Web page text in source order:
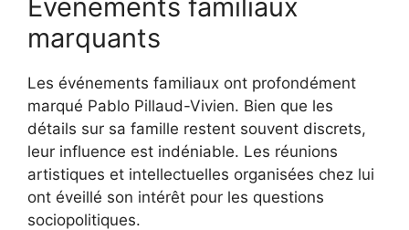
Événements familiaux
marquants
Les événements familiaux ont profondément
marqué Pablo Pillaud-Vivien. Bien que les
détails sur sa famille restent souvent discrets,
leur influence est indéniable. Les réunions
artistiques et intellectuelles organisées chez lui
ont éveillé son intérêt pour les questions
sociopolitiques.